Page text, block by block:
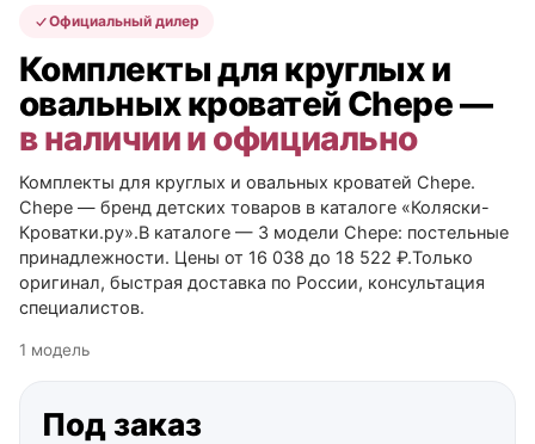
Официальный дилер
Комплекты для круглых и
овальных кроватей Chepe —
в наличии и официально
Комплекты для круглых и овальных кроватей Chepe.
Chepe — бренд детских товаров в каталоге «Коляски-
Кроватки.ру».В каталоге — 3 модели Chepe: постельные
принадлежности. Цены от 16 038 до 18 522 ₽.Только
оригинал, быстрая доставка по России, консультация
специалистов.
1 модель
Под заказ